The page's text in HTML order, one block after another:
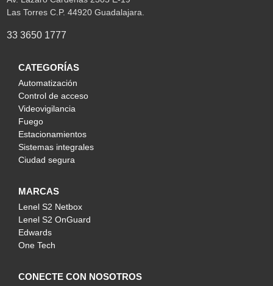
Las Torres C.P. 44920 Guadalajara.
33 3650 1777
CATEGORÍAS
Automatización
Control de acceso
Videovigilancia
Fuego
Estacionamientos
Sistemas integrales
Ciudad segura
MARCAS
Lenel S2 Netbox
Lenel S2 OnGuard
Edwards
One Tech
CONECTE CON NOSOTROS